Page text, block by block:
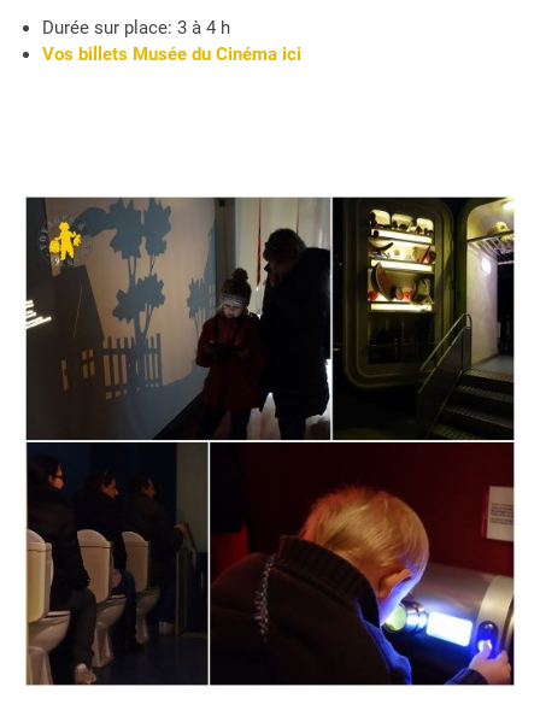
Durée sur place: 3 à 4 h
Vos billets Musée du Cinéma ici